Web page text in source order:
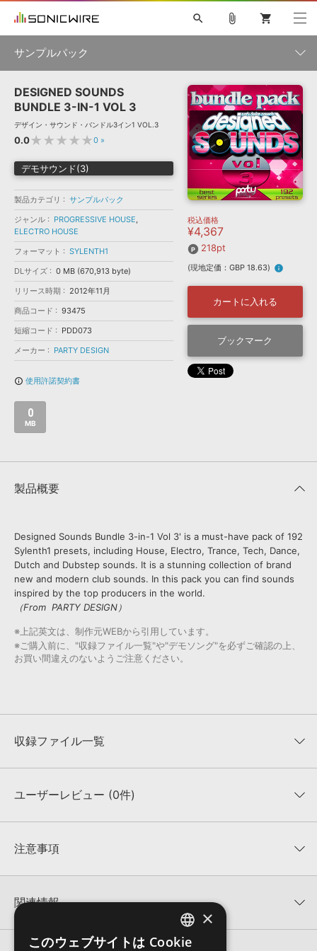
ソフト音源 »
プラグイン・エフェクト »
サンプルパック »
ソフトウェア／ツール »
DAW »
効果音 »
BGM »
特集 »
ニュースレター »
SONICWIREブログ »
製品サポート情報 »
DTMガイド »
FAQ »
お問い合わせ »
音楽カード
楽曲配信流通 サービス
無償のサウンド管理ソフト
APS
SLS
search
初音ミク NT 鏡音リン・レン V4X 巡音ルカ V4X
MEIKO V3
KAITO V3
VOCALOID TOONTRACK
SPITFIRE AUDIO
VIENNA
EZ DRUMMER 3 SERUM
ライセンスフリーBGM
ボーカル抜き出し
DUBSTEP
ELECTRONICA
MUTANT
ROUTER.FM
SONOCA
ソフト音源 プラグイン・エフェクト
ソフトウェア／ツール 効果音
attach_file shopping_cart
サンプルパック
製品一覧
メーカー
フォーマット
ランキング
DESIGNED SOUNDS
BUNDLE 3-IN-1 VOL 3
デザイン・サウンド・バンドル3イン1 VOL.3
0.0★★★★★0 »
デモサウンド(3)
製品カテゴリ
サンプルパック
ジャンル
PROGRESSIVE HOUSE,
ELECTRO HOUSE
フォーマット
SYLENTH1
DLサイズ
0 MB (670,913 byte)
リリース時期
2012年11月
商品コード
93475
短縮コード
PDD073
メーカー
PARTY DESIGN
info_outline 使用許諾契約書
0
MB
税込価格
¥4,367
218pt
(現地定価：GBP 18.63) info
カートに入れる
ブックマーク
製品概要
Designed Sounds Bundle 3-in-1 Vol 3' is a must-have pack of 192
Sylenth1 presets, including House, Electro, Trance, Tech, Dance,
Dutch and Dubstep sounds. It is a stunning collection of brand
new and modern club sounds. In this pack you can find sounds
inspired by the top producers in the world.
（From PARTY DESIGN）
※上記英文は、制作元WEBから引用しています。
※ご購入前に、"収録ファイル一覧"や"デモソング"を必ずご確認の上、
お買い間違えのないようご注意ください。
収録ファイル一覧
収録ファイル一覧
ユーザーレビュー (0件)
★★★★★
★5
★2
注意事項
KONTAKTフォーマットは、
でお使いいただけます。無償版のKONTAKT PLAYERではお使いい
ただけませんので、ご注意ください。また、「ライブラリ・タブ」
への表示にも対応しておりません。
関連情報
PARTY DESIGN 製品一覧
ENGLISH
×
このウェブサイトは Cookie